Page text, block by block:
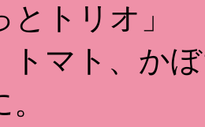
とトリオ」
マト、か